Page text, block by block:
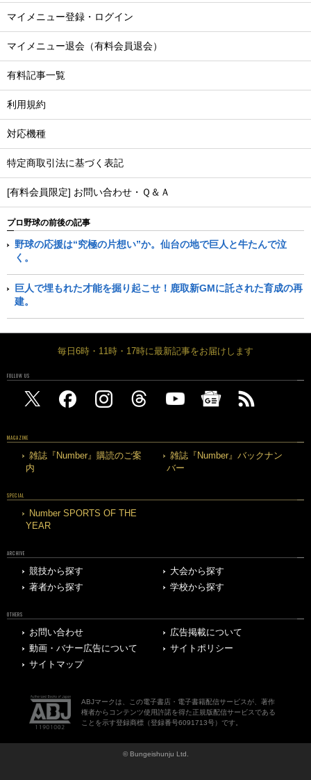
マイメニュー登録・ログイン
マイメニュー退会（有料会員退会）
有料記事一覧
利用規約
対応機種
特定商取引法に基づく表記
[有料会員限定] お問い合わせ・Ｑ＆Ａ
プロ野球の前後の記事
野球の応援は“究極の片想い”か。仙台の地で巨人と牛たんで泣
く。
巨人で埋もれた才能を掘り起こせ！鹿取新GMに託された育成の再
建。
毎日6時・11時・17時に最新記事をお届けします
FOLLOW US
MAGAZINE
雑誌『Number』購読のご案
内
雑誌『Number』バックナン
バー
SPECIAL
Number SPORTS OF THE
YEAR
ARCHIVE
競技から探す
大会から探す
著者から探す
学校から探す
OTHERS
お問い合わせ
広告掲載について
動画・バナー広告について
サイトポリシー
サイトマップ
ABJマークは、この電子書店・電子書籍配信サービスが、著作
権者からコンテンツ使用許諾を得た正規版配信サービスである
ことを示す登録商標（登録番号6091713号）です。
© Bungeishunju Ltd.